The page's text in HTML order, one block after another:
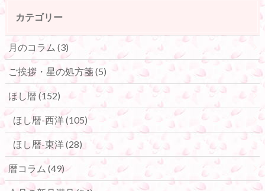
カテゴリー
月のコラム (3)
ご挨拶・星の処方箋(5)
ほし暦(152)
ほし暦-西洋(105)
ほし暦-東洋(28)
暦コラム (49)